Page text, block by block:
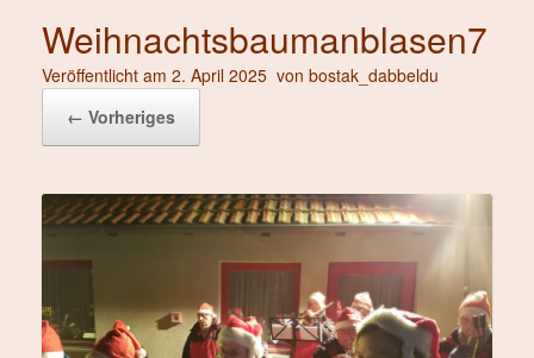
Weihnachtsbaumanblasen7
Veröffentlicht am 2. April 2025 von bostak_dabbeldu
← Vorheriges